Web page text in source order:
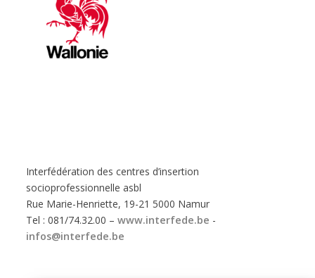
Interfédération des centres d’insertion
socioprofessionnelle asbl
Rue Marie-Henriette, 19-21 5000 Namur
Tel : 081/74.32.00 –www.interfede.be -
infos@interfede.be